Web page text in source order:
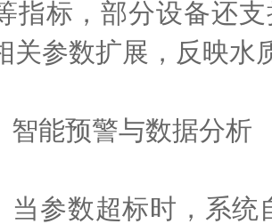
指标，部分设备还
关参数扩展，反映水
预警与数据分析
数超标时，系统